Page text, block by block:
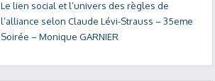
Le lien social et l’univers des règles de
l’alliance selon Claude Lévi-Strauss – 35eme
Soirée – Monique GARNIER